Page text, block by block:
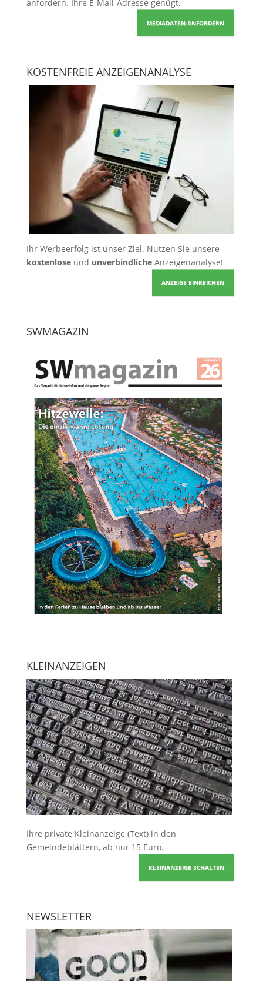
anfordern. Ihre E-Mail-Adresse genügt.
MEDIADATEN ANFORDERN
KOSTENFREIE ANZEIGENANALYSE
Ihr Werbeerfolg ist unser Ziel. Nutzen Sie unsere
kostenloseund unverbindlicheAnzeigenanalyse!
ANZEIGE EINREICHEN
SWMAGAZIN
KLEINANZEIGEN
Ihre private Kleinanzeige (Text) in den
Gemeindeblättern, ab nur 15 Euro.
KLEINANZEIGE SCHALTEN
NEWSLETTER